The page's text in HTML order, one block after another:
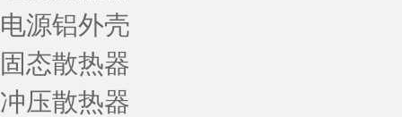
电源铝外壳
固态散热器
冲压散热器